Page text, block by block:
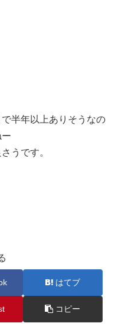
半年以上ありそうなの
うです。
はてブ
コピー